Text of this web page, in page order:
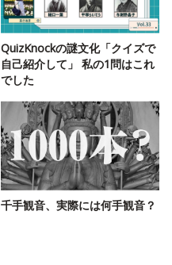
QuizKnockの謎文化「クイズで
自己紹介して」 私の1問はこれ
でした
千手観音、実際には何手観音？